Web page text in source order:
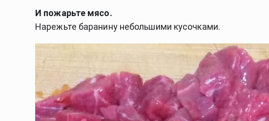
И пожарьте мясо.
Нарежьте баранину небольшими кусочками.